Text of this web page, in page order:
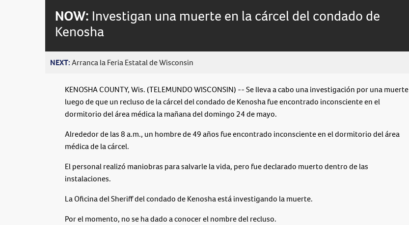
behind
live
NOW: Investigan una muerte en la cárcel del condado de
Kenosha
NEXT:Arranca la Feria Estatal de Wisconsin
KENOSHA COUNTY, Wis. (TELEMUNDO WISCONSIN) -- Se lleva a cabo una investigación por una muerte
luego de que un recluso de la cárcel del condado de Kenosha fue encontrado inconsciente en el
dormitorio del área médica la mañana del domingo 24 de mayo.
Alrededor de las 8 a.m., un hombre de 49 años fue encontrado inconsciente en el dormitorio del área
médica de la cárcel.
El personal realizó maniobras para salvarle la vida, pero fue declarado muerto dentro de las
instalaciones.
La Oficina del Sheriff del condado de Kenosha está investigando la muerte.
Por el momento, no se ha dado a conocer el nombre del recluso.